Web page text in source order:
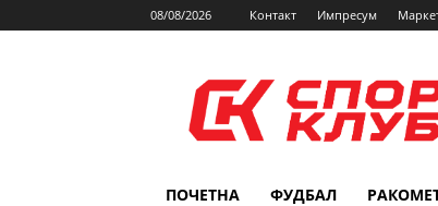
08/08/2026 Контакт Импресум
ПОЧЕТНА ФУДБАЛ